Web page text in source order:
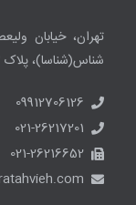
تهران، خیابان
شناس(شناسا)، پلاک ۲۳، ساختمان ستاره سهیل
09912706126
021-26217201
021-26216652